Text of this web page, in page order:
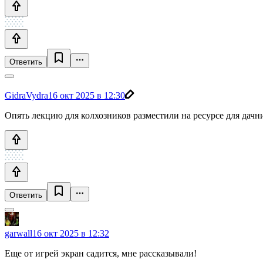
Ответить
GidraVydra16 окт 2025 в 12:30
Опять лекцию для колхозников разместили на ресурсе для
Ответить
garwall16 окт 2025 в 12:32
Еще от игрей экран садится, мне рассказывали!